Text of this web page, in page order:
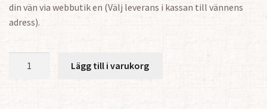
din vän via webbutik en (Välj leverans i kassan till vännens
adress).
Lägg till i varukorg